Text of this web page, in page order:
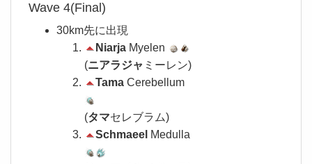
Wave 4(Final)
30km先に出現
Niarja Myelen
(ニアラジャ ミーレン)
Tama Cerebellum
(タマセレブラム)
Schmaeel Medulla